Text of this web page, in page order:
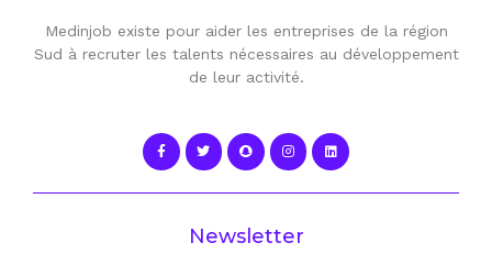
Medinjob existe pour aider les entreprises de la région
Sud à recruter les talents nécessaires au développement
de leur activité.
Newsletter